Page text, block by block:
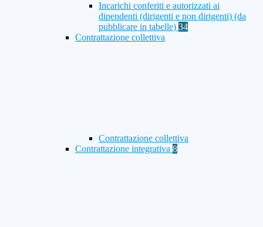
Incarichi conferiti e autorizzati ai
dipendenti (dirigenti e non dirigenti) (da
pubblicare in tabelle) 34
Contrattazione collettiva
Contrattazione collettiva
Contrattazione integrativa 8